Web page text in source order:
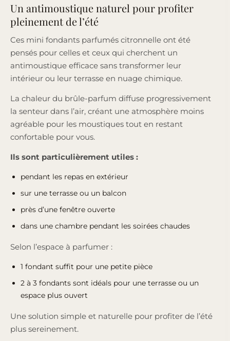
Un antimoustique naturel pour profiter
pleinement de l’été
Ces mini fondants parfumés citronnelle ont été
pensés pour celles et ceux qui cherchent un
antimoustique efficace sans transformer leur
intérieur ou leur terrasse en nuage chimique.
La chaleur du brûle-parfum diffuse progressivement
la senteur dans l’air, créant une atmosphère moins
agréable pour les moustiques tout en restant
confortable pour vous.
Ils sont particulièrement utiles :
pendant les repas en extérieur
sur une terrasse ou un balcon
près d’une fenêtre ouverte
dans une chambre pendant les soirées chaudes
Selon l’espace à parfumer :
1 fondant suffit pour une petite pièce
2 à 3 fondants sont idéals pour une terrasse ou un
espace plus ouvert
Une solution simple et naturelle pour profiter de l’été
plus sereinement.